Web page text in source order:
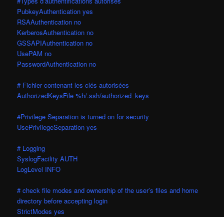
PubkeyAuthentication yes
RSAAuthentication no
KerberosAuthentication no
GSSAPIAuthentication no
UsePAM no
PasswordAuthentication no
# Fichier contenant les clés autorisées
AuthorizedKeysFile %h/.ssh/authorized_keys
#Privilege Separation is turned on for security
UsePrivilegeSeparation yes
# Logging
SyslogFacility AUTH
LogLevel INFO
# check file modes and ownership of the user’s files and home
directory before accepting login
StrictModes yes